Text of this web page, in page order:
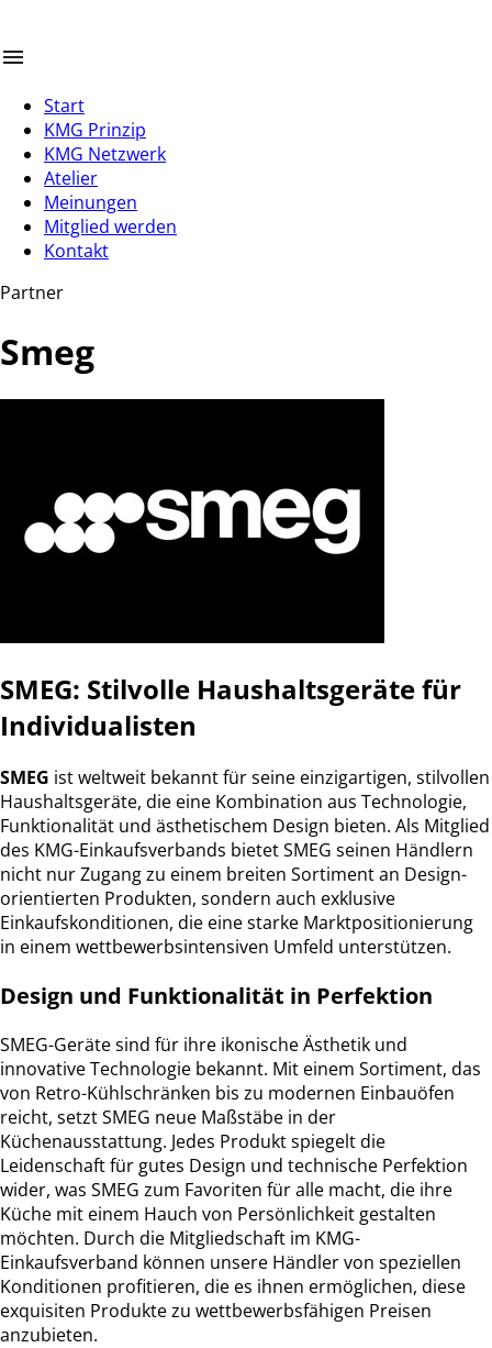
Start
KMG Prinzip
KMG Netzwerk
Atelier
Meinungen
Mitglied werden
Kontakt
Partner
Smeg
SMEG: Stilvolle Haushaltsgeräte für
Individualisten
SMEG ist weltweit bekannt für seine einzigartigen, stilvollen
Haushaltsgeräte, die eine Kombination aus Technologie,
Funktionalität und ästhetischem Design bieten. Als Mitglied
des KMG-Einkaufsverbands bietet SMEG seinen Händlern
nicht nur Zugang zu einem breiten Sortiment an Design-
orientierten Produkten, sondern auch exklusive
Einkaufskonditionen, die eine starke Marktpositionierung
in einem wettbewerbsintensiven Umfeld unterstützen.
Design und Funktionalität in Perfektion
SMEG-Geräte sind für ihre ikonische Ästhetik und
innovative Technologie bekannt. Mit einem Sortiment, das
von Retro-Kühlschränken bis zu modernen Einbauöfen
reicht, setzt SMEG neue Maßstäbe in der
Küchenausstattung. Jedes Produkt spiegelt die
Leidenschaft für gutes Design und technische Perfektion
wider, was SMEG zum Favoriten für alle macht, die ihre
Küche mit einem Hauch von Persönlichkeit gestalten
möchten. Durch die Mitgliedschaft im KMG-
Einkaufsverband können unsere Händler von speziellen
Konditionen profitieren, die es ihnen ermöglichen, diese
exquisiten Produkte zu wettbewerbsfähigen Preisen
anzubieten.